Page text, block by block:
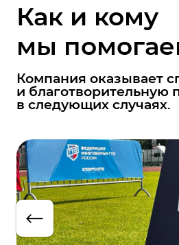
Как и кому
мы
Компания оказывает
и благотворительную
в следующих случаях.